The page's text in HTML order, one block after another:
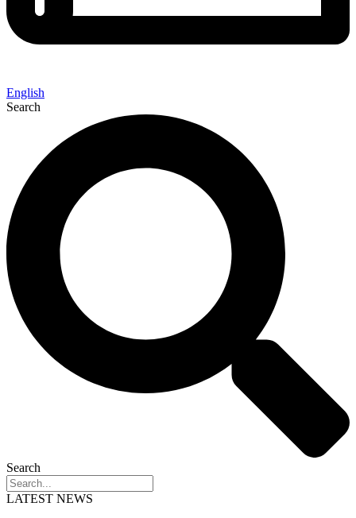
English
Search
Search
LATEST NEWS